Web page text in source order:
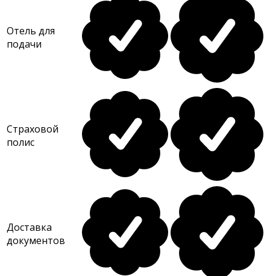
Отель для
подачи
Страховой
полис
Доставка
документов